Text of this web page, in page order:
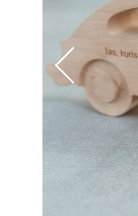
Apdovanojimai